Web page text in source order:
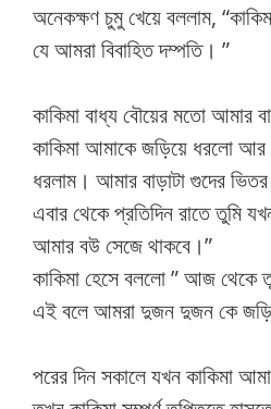
অনেকক্ষণ চুমু খেয়ে বললাম,
যে আমরা বিবাহিত দম্পতি। ”
কাকিমা বাধ্য বৌয়ের মতো আমার
কাকিমা আমাকে জড়িয়ে ধরলো
ধরলাম। আমার বাড়াটা গুদের
এবার থেকে প্রতিদিন রাতে তুমি
আমার বউ সেজে থাকবে।”
কাকিমা হেসে বললো ” আজ থেকে
এই বলে আমরা দুজন দুজন কে
পরের দিন সকালে যখন কাকিমা